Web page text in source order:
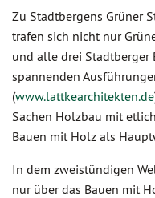
Zu Stadtbergens Grüner
trafen sich nicht nur
und alle drei
spannenden
(www.lattkearchitekten.de
Sachen Holzbau mit
Bauen mit Holz als
In dem zweistündigen
nur über das Bauen mit